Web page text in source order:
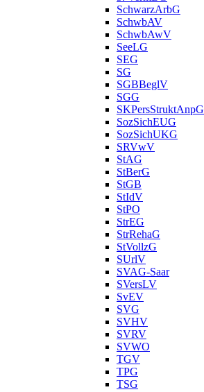
SchwarzArbG
SchwbAV
SchwbAwV
SeeLG
SEG
SG
SGBBeglV
SGG
SKPersStruktAnpG
SozSichEUG
SozSichUKG
SRVwV
StAG
StBerG
StGB
StIdV
StPO
StrEG
StrRehaG
StVollzG
SUrlV
SVAG-Saar
SVersLV
SvEV
SVG
SVHV
SVRV
SVWO
TGV
TPG
TSG